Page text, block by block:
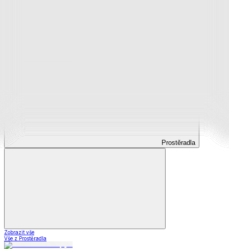
Prostěradla
Zobrazit vše
Vše z Prostěradla